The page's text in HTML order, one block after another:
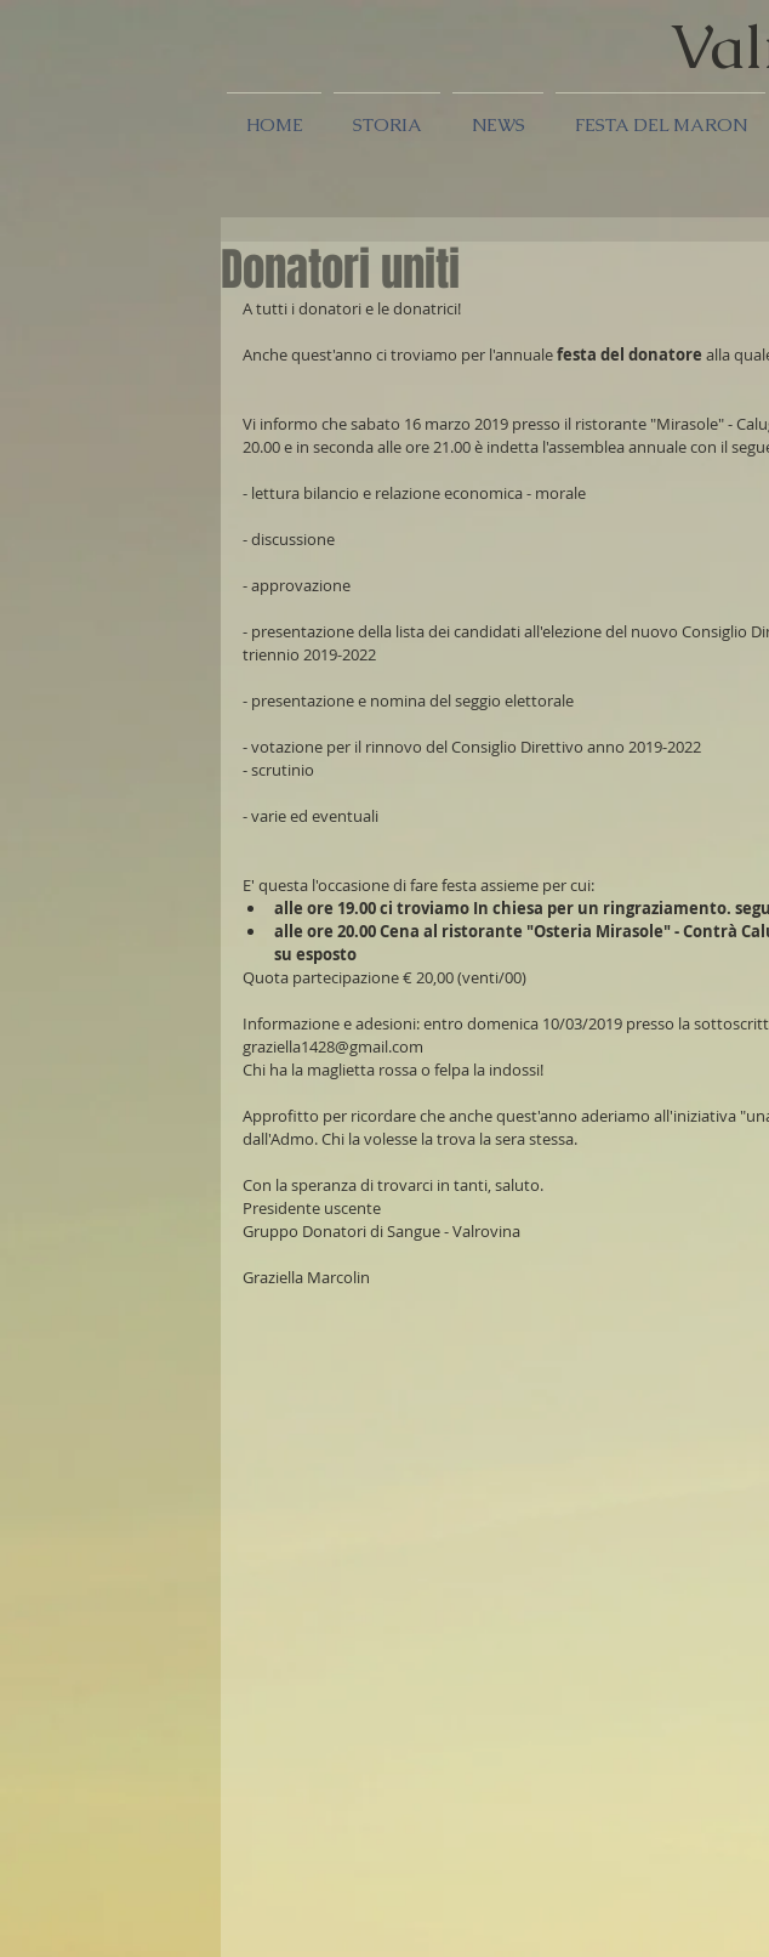
HOME STORIA NEWS FESTA DEL MARON
Donatori uniti
A tutti i donatori e le donatrici!
Anche quest'anno ci troviamo per l'annuale festa del donatore alla
Vi informo che sabato 16 marzo 2019 presso il ristorante "Mirasole" -
20.00 e in seconda alle ore 21.00 è indetta l'assemblea annuale con il
- lettura bilancio e relazione economica - morale
- discussione
- approvazione
- presentazione della lista dei candidati all'elezione del nuovo Consiglio
triennio 2019-2022
- presentazione e nomina del seggio elettorale
- votazione per il rinnovo del Consiglio Direttivo anno 2019-2022
- scrutinio
- varie ed eventuali
E' questa l'occasione di fare festa assieme per cui:
alle ore 19.00 ci troviamo In chiesa per un ringraziamento.
alle ore 20.00 Cena al ristorante "Osteria Mirasole" - Contrà
su esposto
Quota partecipazione € 20,00 (venti/00)
Informazione e adesioni: entro domenica 10/03/2019 presso la
graziella1428@gmail.com
Chi ha la maglietta rossa o felpa la indossi!
Approfitto per ricordare che anche quest'anno aderiamo all'iniziativa
dall'Admo. Chi la volesse la trova la sera stessa.
Con la speranza di trovarci in tanti, saluto.
Presidente uscente
Gruppo Donatori di Sangue - Valrovina
Graziella Marcolin